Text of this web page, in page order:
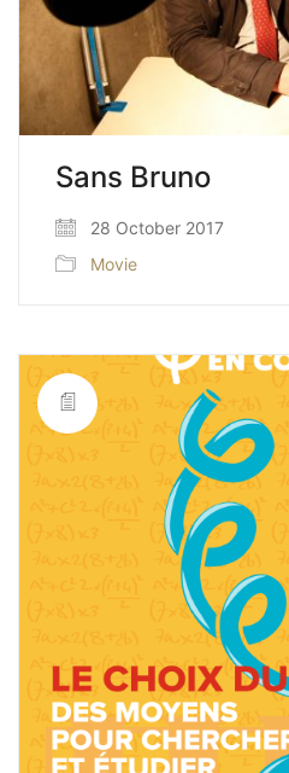
Sans Bruno
28 October 2017
Movie